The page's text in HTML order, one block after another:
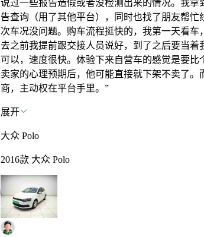
说过一些报告造假或者没检测出来的情况。我
告查询（用了其他平台），同时也找了朋友帮
次车况没问题。购车流程挺快的，我第一天看车
去之前我提前跟交接人员说好，到了之后要当
可以，速度很快。体验下来自营车的感觉是要
卖家的心理预期后，他可能直接就下架不卖了
商，主动权在平台手里。”
展开
大众 Polo
2016款 大众 Polo